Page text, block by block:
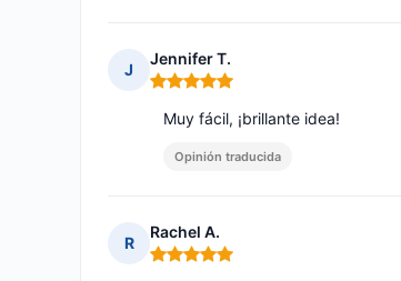
J
Jennifer T.
Nota: 5 de 5
Muy fácil, ¡brillante idea!
Opinión traducida
R
Rachel A.
Nota: 5 de 5